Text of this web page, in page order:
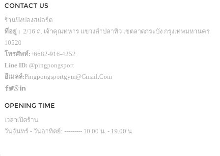
CONTACT US
ร้านปิงปองสปอร์ต
ที่อยู่ : 2/16 ถ. เจ้าคุณทหาร แขวงลำปลาทิว เขตลาดกระบัง กรุงเทพมหานคร
10520
โทรศัพท์:+6682-916-4252
Line ID: @pingpongsport
อีเมลล์:Pingpongsportgym@gmail.com
OPENING TIME
เวลาเปิดร้าน
วันจันทร์ - วันอาทิตย์: --------- 10.00 น. - 19.00 น.